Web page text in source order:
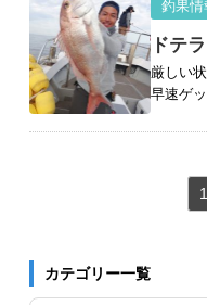
む]
釣果情
ドテ
厳しい
早速ゲ
ません
の粘り
1
カテゴリー一覧